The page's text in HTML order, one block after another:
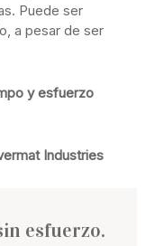
Puede ser
a pesar de ser
y esfuerzo
Industries
esfuerzo.